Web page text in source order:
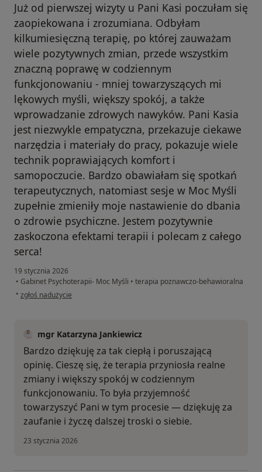
Już od pierwszej wizyty u Pani Kasi poczułam się
zaopiekowana i zrozumiana. Odbyłam
kilkumiesięczną terapię, po której zauważam
wiele pozytywnych zmian, przede wszystkim
znaczną poprawę w codziennym
funkcjonowaniu - mniej towarzyszących mi
lękowych myśli, większy spokój, a także
wprowadzanie zdrowych nawyków. Pani Kasia
jest niezwykle empatyczna, przekazuje ciekawe
narzędzia i materiały do pracy, pokazuje wiele
technik poprawiających komfort i
samopoczucie. Bardzo obawiałam się spotkań
terapeutycznych, natomiast sesje w Moc Myśli
zupełnie zmieniły moje nastawienie do dbania
o zdrowie psychiczne. Jestem pozytywnie
zaskoczona efektami terapii i polecam z całego
serca!
19 stycznia 2026
• Gabinet Psychoterapii- Moc Myśli • terapia poznawczo-behawioralna
• w opinii użytkownika Magda
zgłoś nadużycie
mgr Katarzyna Jankiewicz
Bardzo dziękuję za tak ciepłą i poruszającą
opinię. Cieszę się, że terapia przyniosła realne
zmiany i większy spokój w codziennym
funkcjonowaniu. To była przyjemność
towarzyszyć Pani w tym procesie — dziękuję za
zaufanie i życzę dalszej troski o siebie.
23 stycznia 2026